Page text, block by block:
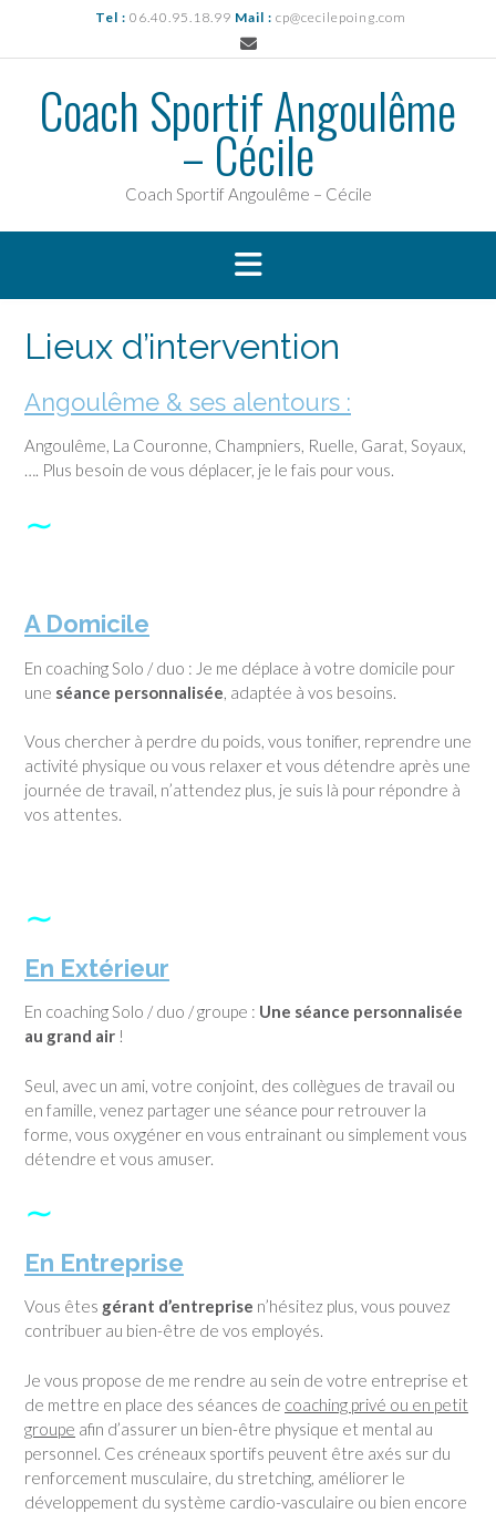
content
Tel : 06.40.95.18.99 Mail : cp@cecilepoing.com
Coach Sportif Angoulême
– Cécile
Coach Sportif Angoulême – Cécile
Lieux d’intervention
Angoulême & ses alentours :
Angoulême, La Couronne, Champniers, Ruelle, Garat, Soyaux,
…. Plus besoin de vous déplacer, je le fais pour vous.
∼
A Domicile
En coaching Solo / duo : Je me déplace à votre domicile pour
une séance personnalisée , adaptée à vos besoins.
Vous chercher à perdre du poids, vous tonifier, reprendre une
activité physique ou vous relaxer et vous détendre après une
journée de travail, n’attendez plus, je suis là pour répondre à
vos attentes.
∼
En Extérieur
En coaching Solo / duo / groupe : Une séance personnalisée
au grand air !
Seul, avec un ami, votre conjoint, des collègues de travail ou
en famille, venez partager une séance pour retrouver la
forme, vous oxygéner en vous entrainant ou simplement vous
détendre et vous amuser.
∼
En Entreprise
Vous êtes gérant d’entreprise n’hésitez plus, vous pouvez
contribuer au bien-être de vos employés.
Je vous propose de me rendre au sein de votre entreprise et
de mettre en place des séances de coaching privé ou en petit
groupe afin d’assurer un bien-être physique et mental au
personnel. Ces créneaux sportifs peuvent être axés sur du
renforcement musculaire, du stretching, améliorer le
développement du système cardio-vasculaire ou bien encore